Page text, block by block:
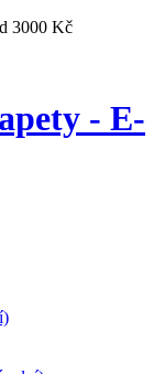
3000 Kč
- E-